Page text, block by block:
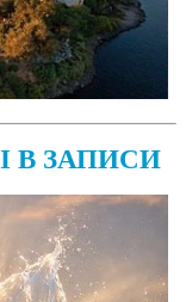
В ЗАПИСИ